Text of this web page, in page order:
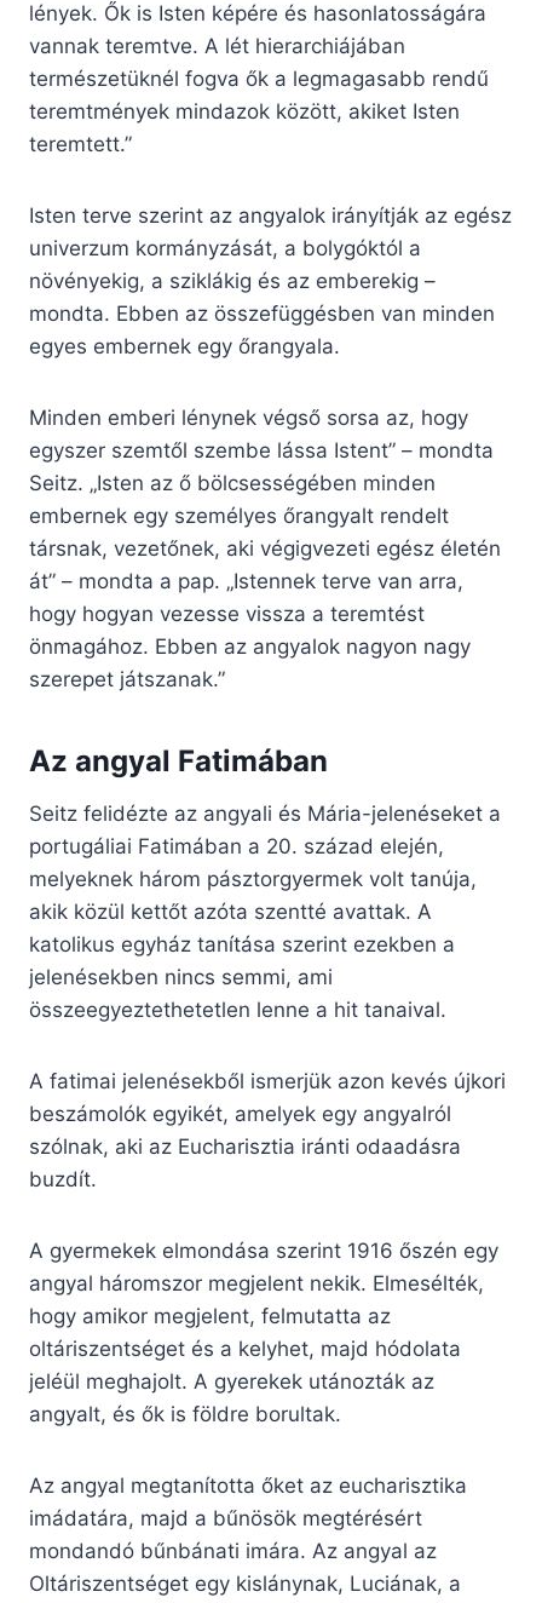
lények. Ők is Isten képére és hasonlatosságára
vannak teremtve. A lét hierarchiájában
természetüknél fogva ők a legmagasabb rendű
teremtmények mindazok között, akiket Isten
teremtett.”
Isten terve szerint az angyalok irányítják az egész
univerzum kormányzását, a bolygóktól a
növényekig, a sziklákig és az emberekig –
mondta. Ebben az összefüggésben van minden
egyes embernek egy őrangyala.
Minden emberi lénynek végső sorsa az, hogy
egyszer szemtől szembe lássa Istent” – mondta
Seitz. „Isten az ő bölcsességében minden
embernek egy személyes őrangyalt rendelt
társnak, vezetőnek, aki végigvezeti egész életén
át” – mondta a pap. „Istennek terve van arra,
hogy hogyan vezesse vissza a teremtést
önmagához. Ebben az angyalok nagyon nagy
szerepet játszanak.”
Az angyal Fatimában
Seitz felidézte az angyali és Mária-jelenéseket a
portugáliai Fatimában a 20. század elején,
melyeknek három pásztorgyermek volt tanúja,
akik közül kettőt azóta szentté avattak. A
katolikus egyház tanítása szerint ezekben a
jelenésekben nincs semmi, ami
összeegyeztethetetlen lenne a hit tanaival.
A fatimai jelenésekből ismerjük azon kevés újkori
beszámolók egyikét, amelyek egy angyalról
szólnak, aki az Eucharisztia iránti odaadásra
buzdít.
A gyermekek elmondása szerint 1916 őszén egy
angyal háromszor megjelent nekik. Elmesélték,
hogy amikor megjelent, felmutatta az
oltáriszentséget és a kelyhet, majd hódolata
jeléül meghajolt. A gyerekek utánozták az
angyalt, és ők is földre borultak.
Az angyal megtanította őket az eucharisztika
imádatára, majd a bűnösök megtérésért
mondandó bűnbánati imára. Az angyal az
Oltáriszentséget egy kislánynak, Luciának, a